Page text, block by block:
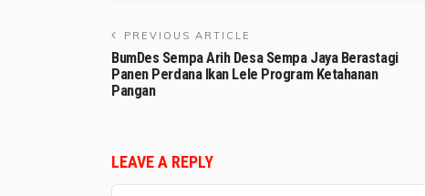
PREVIOUS ARTICLE
BumDes Sempa Arih Desa Sempa Jaya Berastagi
Panen Perdana Ikan Lele Program Ketahanan
Pangan
LEAVE A REPLY